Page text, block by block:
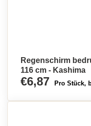
Regenschirm
116 cm - Kashima
€6,87 Pro Stück,